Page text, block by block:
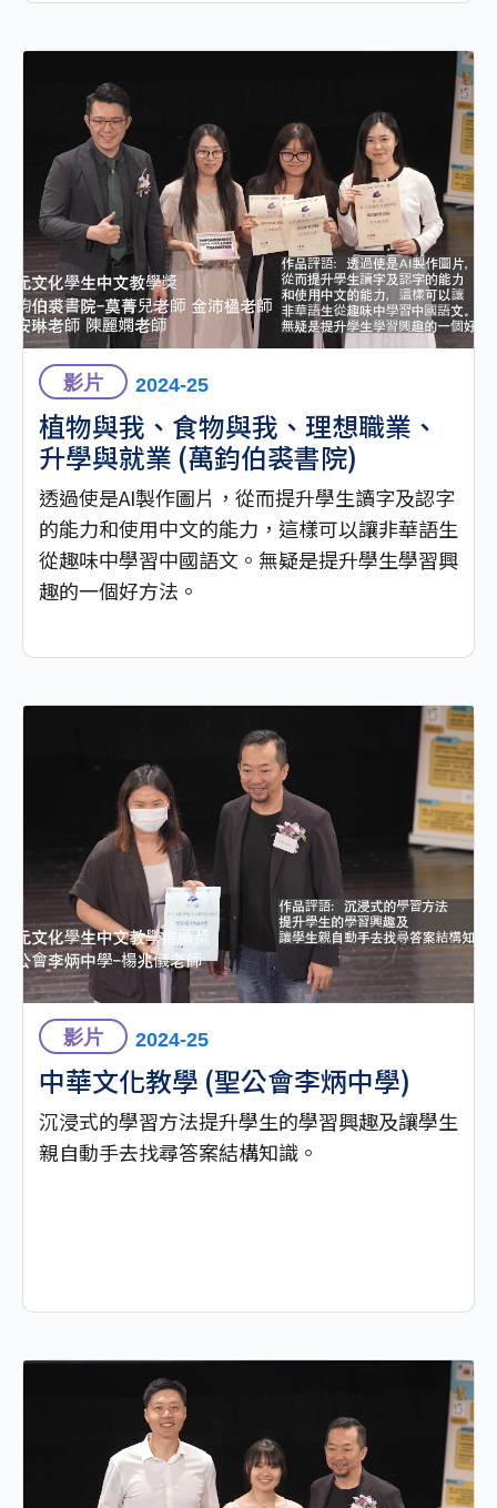
影片 2024-25
植物與我、食物與我、理想職業、
升學與就業 (萬鈞伯裘書院)
透過使是AI製作圖片，從而提升學生讀字及認字
的能力和使用中文的能力，這樣可以讓非華語生
從趣味中學習中國語文。無疑是提升學生學習興
趣的一個好方法。
影片 2024-25
中華⽂化教學 (聖公會李炳中學)
沉浸式的學習方法提升學生的學習興趣及讓學生
親自動手去找尋答案結構知識。